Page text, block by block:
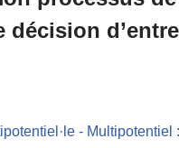
décision
-